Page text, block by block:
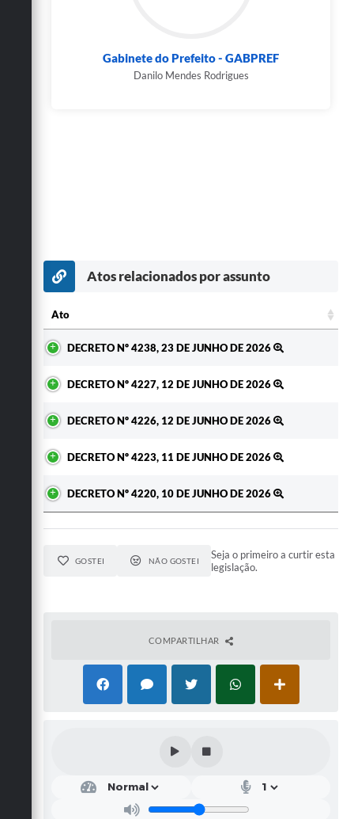
Gabinete do Prefeito - GABPREF
Danilo Mendes Rodrigues
Atos relacionados por assunto
Ato
DECRETO Nº 4238, 23 DE JUNHO DE 2026
DECRETO Nº 4227, 12 DE JUNHO DE 2026
DECRETO Nº 4226, 12 DE JUNHO DE 2026
DECRETO Nº 4223, 11 DE JUNHO DE 2026
DECRETO Nº 4220, 10 DE JUNHO DE 2026
GOSTEI NÃO GOSTEI
Seja o primeiro a curtir esta
legislação.
COMPARTILHAR